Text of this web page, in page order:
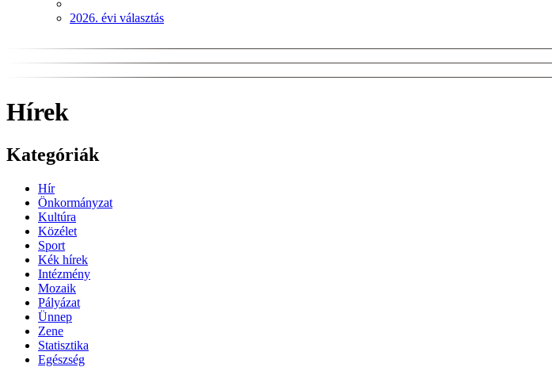
2026. évi választás
Hírek
Kategóriák
Hír
Önkormányzat
Kultúra
Közélet
Sport
Kék hírek
Intézmény
Mozaik
Pályázat
Ünnep
Zene
Statisztika
Egészség